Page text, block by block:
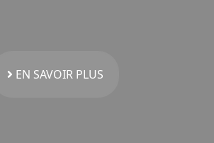
EN SAVOIR PLUS